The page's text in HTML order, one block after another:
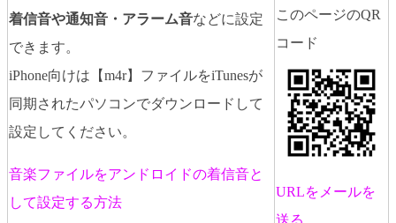
着信音や通知音・アラーム音などに設定
できます。
iPhone向けは【m4r】ファイルをiTunesが
同期されたパソコンでダウンロードして
設定してください。
音楽ファイルをアンドロイドの着信音と
して設定する方法
このページのQR
コード
URLをメールを